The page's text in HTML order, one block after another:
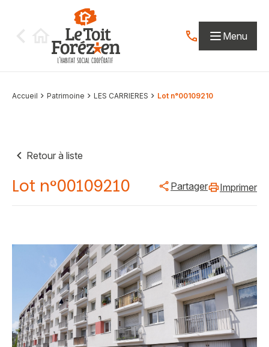
Contactez-nous
Menu
Accueil Patrimoine LES CARRIERES Lot n°00109210
Retour à liste
Lot n°00109210 Partager Imprimer